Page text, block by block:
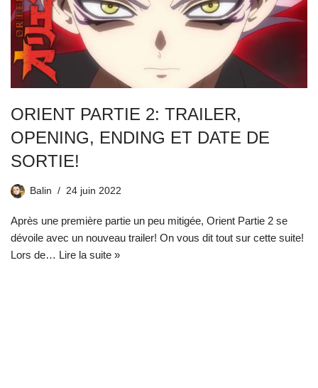
ORIENT PARTIE 2: TRAILER,
OPENING, ENDING ET DATE DE
SORTIE!
Balin 24 juin 2022
Après une première partie un peu mitigée, Orient Partie 2 se
dévoile avec un nouveau trailer! On vous dit tout sur cette suite!
Lors de… Lire la suite »